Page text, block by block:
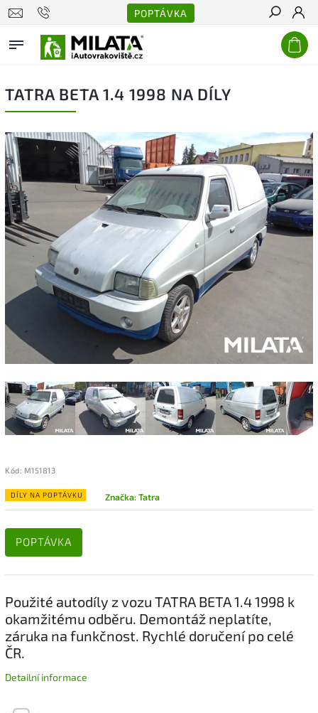
POPTÁVKA
Hledat
TATRA BETA 1.4 1998 NA DÍLY
Kód: M151813
DÍLY NA POPTÁVKU Značka:Tatra
POPTÁVKA
Použité autodíly z vozu TATRA BETA 1.4 1998 k
okamžitému odběru. Demontáž neplatíte,
záruka na funkčnost. Rychlé doručení po celé
ČR.
Detailní informace